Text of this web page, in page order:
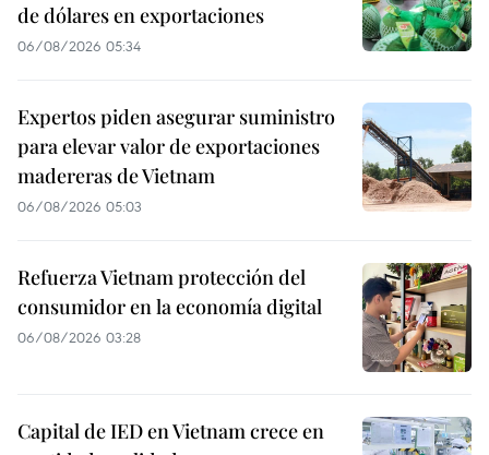
de dólares en exportaciones
06/08/2026 05:34
Expertos piden asegurar suministro
para elevar valor de exportaciones
madereras de Vietnam
06/08/2026 05:03
Refuerza Vietnam protección del
consumidor en la economía digital
06/08/2026 03:28
Capital de IED en Vietnam crece en